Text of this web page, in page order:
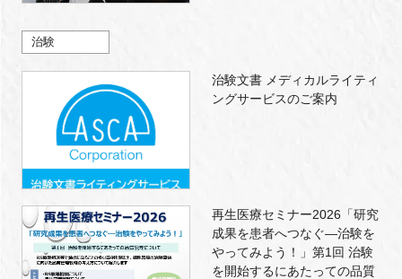
治験
治験文書 メディカルライティ
ングサービスのご案内
再生医療セミナー2026「研究
成果を患者へつなぐ―治験を
やってみよう！」第1回 治験
を開始するにあたっての品質